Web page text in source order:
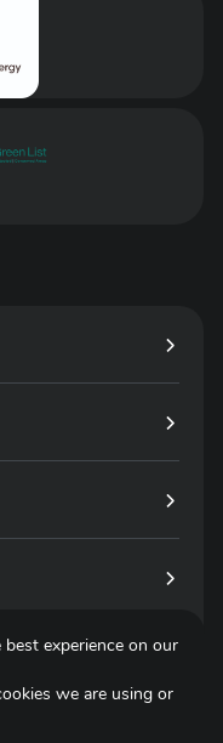
experience on our
we are using or